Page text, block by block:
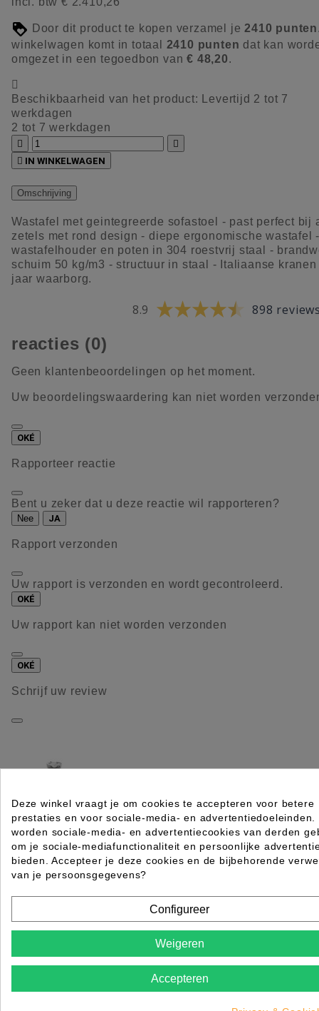
Door dit product te kopen verzamel je2410 punten
winkelwagen komt in totaal 2410 punten dat kan
omgezet in een tegoedbon van€ 48,20.

Beschikbaarheid van het product:
Levertijd 2 tot 7
werkdagen
2 tot 7 werkdagen


 IN WINKELWAGEN
Omschrijving
Wastafel met geintegreerde sofastoel - past perfect bij
zetels met rond design - diepe ergonomische wastafel
wastafelhouder en poten in 304 roestvrij staal -
schuim 50 kg/m3 - structuur in staal - Italiaanse kranen
jaar waarborg.
8.9 898
reacties (0)
Geen klantenbeoordelingen op het moment.
Uw beoordelingswaardering kan niet worden
OKÉ
Rapporteer reactie
Bent u zeker dat u deze reactie wil rapporteren?
Nee JA
Rapport verzonden
Uw rapport is verzonden en wordt gecontroleerd.
OKÉ
Uw rapport kan niet worden verzonden
OKÉ
Schrijf uw review
ELEGANTIA-COMPLETE WASTAFEL MET ZETEL
SIBEL
Rating for Quality
Title of your review
Deze winkel vraagt je om cookies te accepteren voor betere
prestaties en voor sociale-media- en advertentiedoeleinden.
worden sociale-media- en advertentiecookies van derden
om je sociale-mediafunctionaliteit en persoonlijke
bieden. Accepteer je deze cookies en de bijbehorende
van je persoonsgegevens?
Configureer
Weigeren
Accepteren